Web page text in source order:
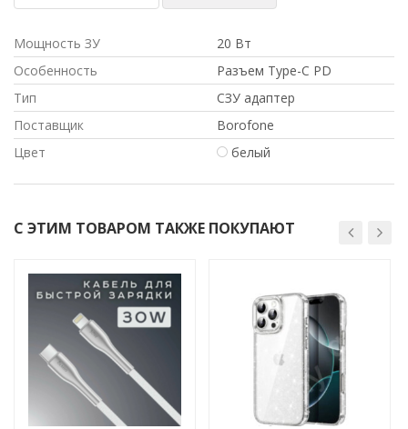
Мощность ЗУ
20 Вт
Особенность
Разъем Type-C PD
Тип
СЗУ адаптер
Поставщик
Borofone
Цвет
белый
С ЭТИМ ТОВАРОМ ТАКЖЕ ПОКУПАЮТ